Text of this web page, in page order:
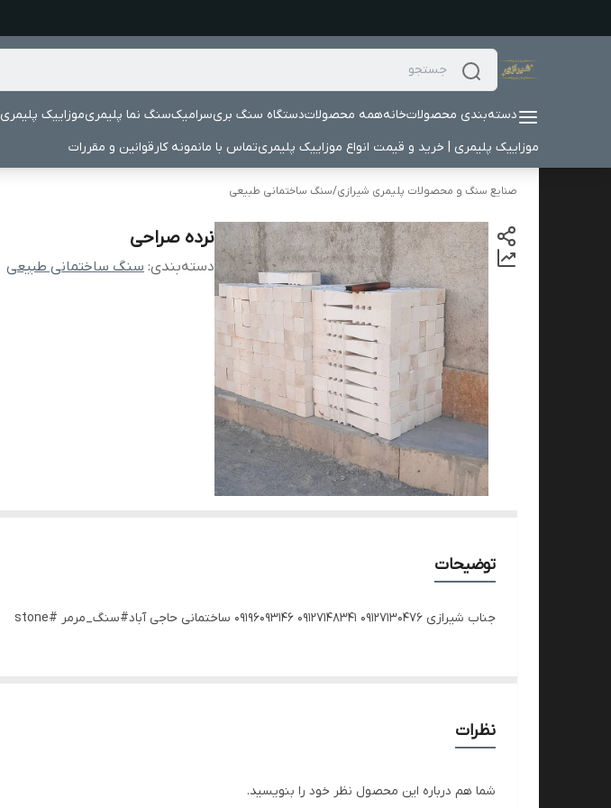
دسته‌بندی محصولاتخانههمه محصولاتدستگاه سنگ بریسرامیکسنگ نما پلیمریموزاییک پلیمری
موزاییک پلیمری | خرید و قیمت انواع موزاییک پلیمریتماس با مانمونه کارقوانین و مقررات
صنایع سنگ و محصولات پلیمری شیرازی/سنگ ساختمانی طبیعی
نرده صراحی
دسته‌بندی: سنگ ساختمانی طبیعی
توضیحات
جناب شیرازی ۰۹۱۲۷۱۳۰۴۷۶ ۰۹۱۲۷۱۴۸۳۴۱ ۰۹۱۹۶۰۹۳۱۴۶ ساختمانی حاجی آباد#سنگ_مرمر #stone
نظرات
شما هم درباره این محصول نظر خود را بنویسید.